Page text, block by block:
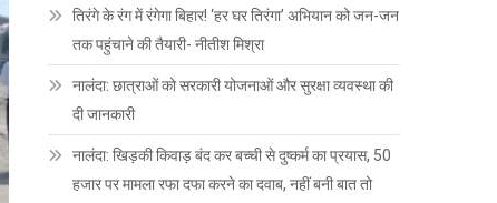
तिरंगे के रंग में रंगेगा बिहार! ‘हर घर तिरंगा’ अभियान को जन-जन
तक पहुंचाने की तैयारी- नीतीश मिश्रा
नालंदा: छात्राओं को सरकारी योजनाओं और सुरक्षा व्यवस्था की
दी जानकारी
नालंदा: खिड़की किवाड़ बंद कर बच्ची से दुष्कर्म का प्रयास, 50
हजार पर मामला रफा दफा करने का दवाब, नहीं बनी बात तो